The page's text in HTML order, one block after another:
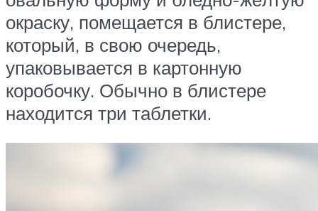
окраску, помещается в блистере,
который, в свою очередь,
упаковывается в картонную
коробочку. Обычно в блистере
находится три таблетки.